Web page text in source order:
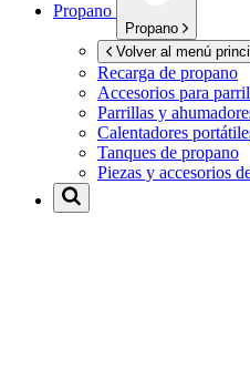
Propano
Propano
Volver al menú
Recarga de propano
Accesorios para
Parrillas y
Calentadores
Tanques de propano
Piezas y accesorios